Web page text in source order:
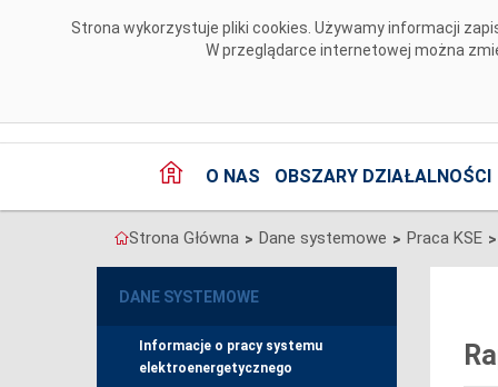
Strona wykorzystuje pliki cookies. Używamy informacji
W przeglądarce internetowej można
O NAS OBSZARY DZIAŁALNOŚCI
Strona Główna > Dane systemowe > Praca KSE >
DANE SYSTEMOWE
Informacje o pracy systemu
elektroenergetycznego